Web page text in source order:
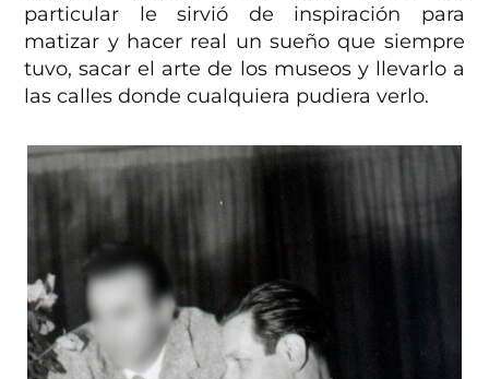
particular le sirvió de inspiración para
matizar y hacer real un sueño que siempre
tuvo, sacar el arte de los museos y llevarlo a
las calles donde cualquiera pudiera verlo.